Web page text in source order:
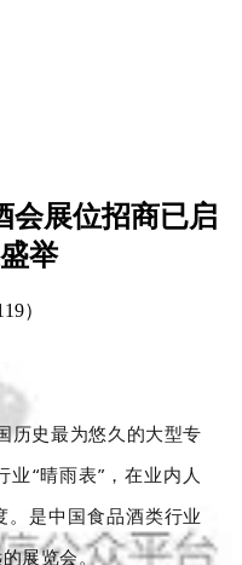
会展位招商已启
举
）
历史最为悠久的大型专
“晴雨表”，在业内人
是中国食品酒类行业
展览会。